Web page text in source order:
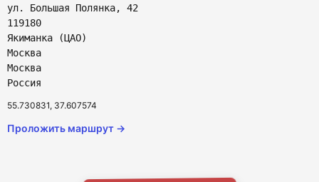
ул. Большая Полянка, 42
119180
Якиманка (ЦАО)
Москва
Москва
Россия
55.730831, 37.607574
Проложить маршрут →